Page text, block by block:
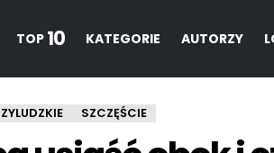
TOP 10 KATEGORIE AUTORZY
SZCZĘŚCIE